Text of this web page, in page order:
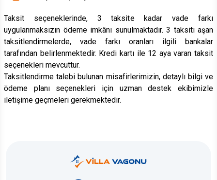
Taksit seçeneklerinde, 3 taksite kadar vade farkı
uygulanmaksızın ödeme imkânı sunulmaktadır. 3 taksiti aşan
taksitlendirmelerde, vade farkı oranları ilgili bankalar
tarafından belirlenmektedir. Kredi kartı ile 12 aya varan taksit
seçenekleri mevcuttur.
Taksitlendirme talebi bulunan misafirlerimizin, detaylı bilgi ve
ödeme planı seçenekleri için uzman destek ekibimizle
iletişime geçmeleri gerekmektedir.